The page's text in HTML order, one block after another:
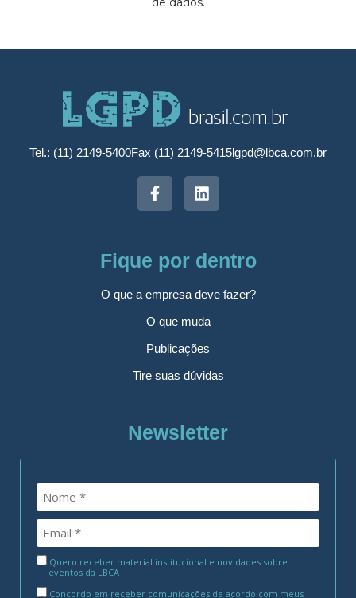
Tel.: (11) 2149-5400Fax (11) 2149-5415lgpd@lbca.com.br
Fique por dentro
O que a empresa deve fazer?
O que muda
Publicações
Tire suas dúvidas
Newsletter
Quero receber material institucional e novidades sobre
eventos da LBCA
Concordo em receber comunicações de acordo com meus